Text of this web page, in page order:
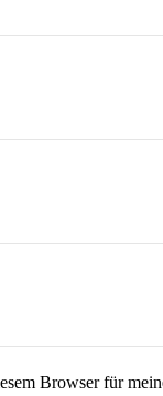
Browser für